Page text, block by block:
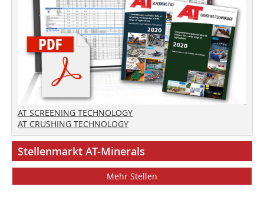
AT SCREENING TECHNOLOGY
AT CRUSHING TECHNOLOGY
Stellenmarkt AT-Minerals
Mehr Stellen